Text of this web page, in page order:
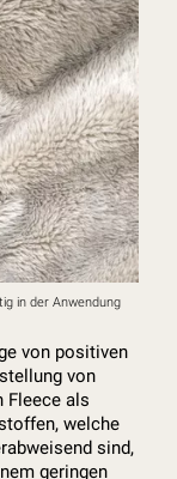
in der Anwendung
von positiven
von
Fleece als
welche
sind,
geringen